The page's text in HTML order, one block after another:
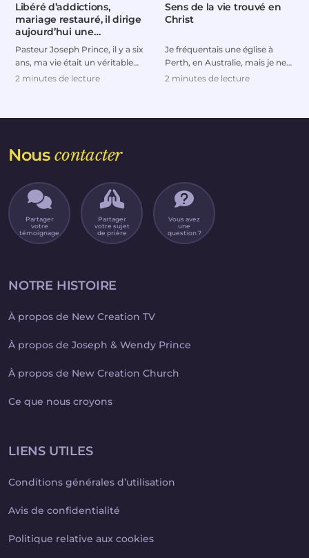
Libéré d’addictions,
mariage restauré, il dirige
aujourd’hui une
entreprise florissante
Pasteur Joseph Prince, il y a six
ans, ma vie était un véritable
désastre. J’ai été contraint de
2 minutes de lecture
Sens de la vie trouvé en
Christ
Je fréquentais une église à
Perth, en Australie, mais je ne
me suis jamais vraiment senti à
2 minutes de lecture
Nouscontacter
Partager
votre
témoignage
Partager
votre sujet
de prière
Vous avez
une
question ?
NOTRE HISTOIRE
À propos de New Creation TV
À propos de Joseph & Wendy Prince
À propos de New Creation Church
Ce que nous croyons
LIENS UTILES
Conditions générales d’utilisation
Avis de confidentialité
Politique relative aux cookies